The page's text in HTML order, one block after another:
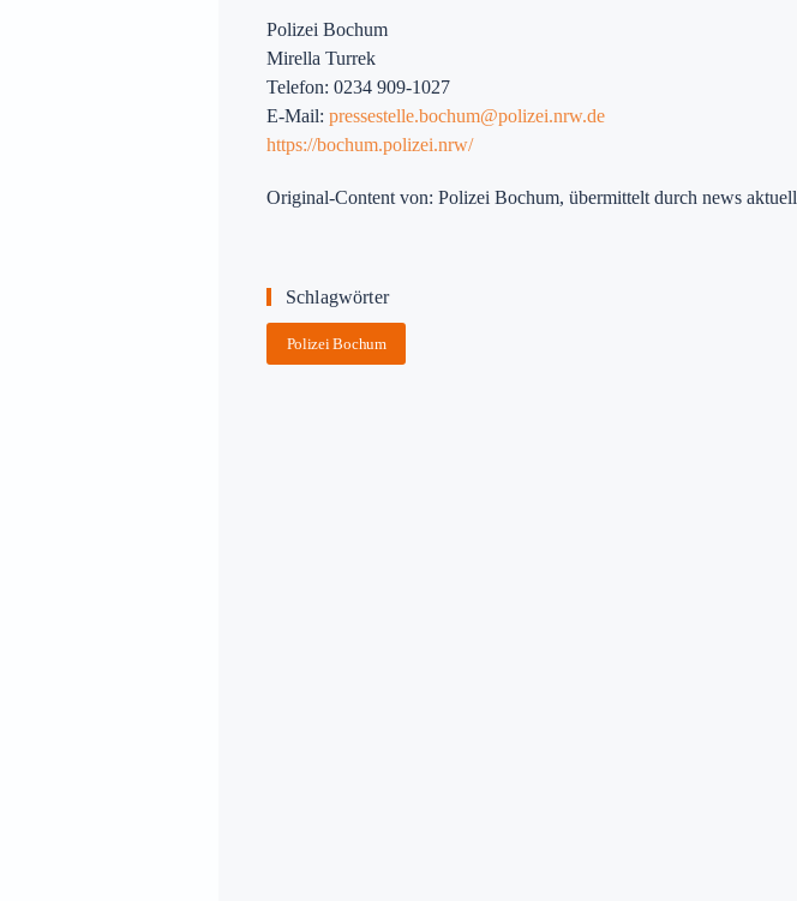
Polizei Bochum
Mirella Turrek
Telefon: 0234 909-1027
E-Mail: pressestelle.bochum@polizei.nrw.de
https://bochum.polizei.nrw/
Original-Content von: Polizei Bochum, übermittelt durch news aktuell
Schlagwörter
Polizei Bochum